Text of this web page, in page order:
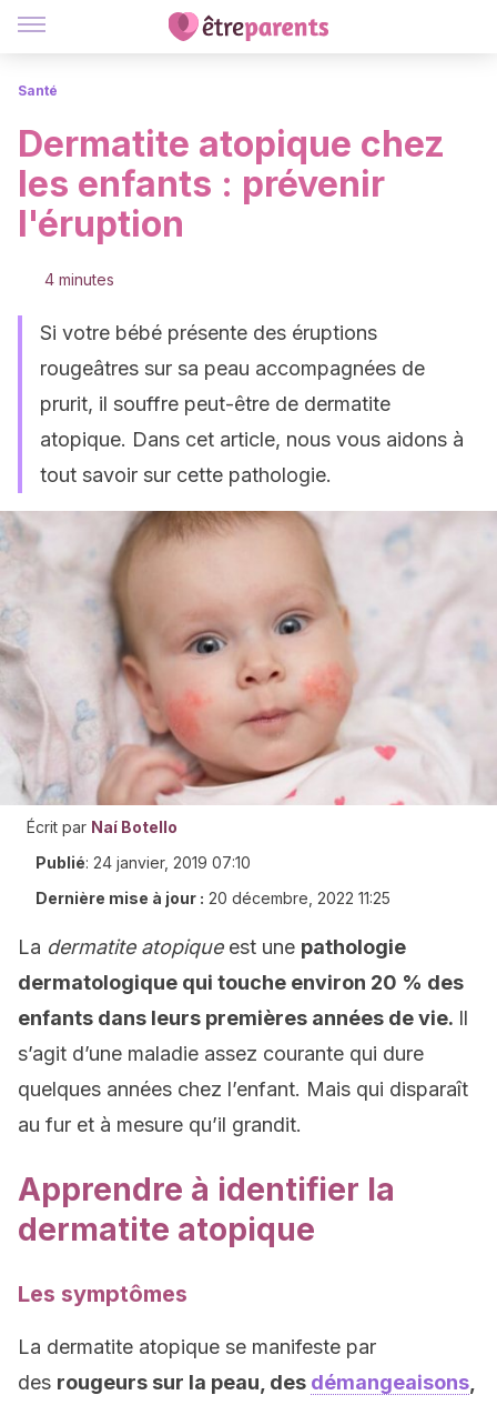
Santé
Dermatite atopique chez
les enfants : prévenir
l'éruption
4 minutes
Si votre bébé présente des éruptions
rougeâtres sur sa peau accompagnées de
prurit, il souffre peut-être de dermatite
atopique. Dans cet article, nous vous aidons à
tout savoir sur cette pathologie.
Écrit par Naí Botello
Publié: 24 janvier, 2019 07:10
Dernière mise à jour : 20 décembre, 2022 11:25
La dermatite atopiqueest une pathologie
dermatologique qui touche environ 20 % des
enfants dans leurs premières années de vie. Il
s’agit d’une maladie assez courante qui dure
quelques années chez l’enfant. Mais qui disparaît
au fur et à mesure qu’il grandit.
Apprendre à identifier la
dermatite atopique
Les symptômes
La dermatite atopique se manifeste par
des rougeurs sur la peau, des démangeaisons